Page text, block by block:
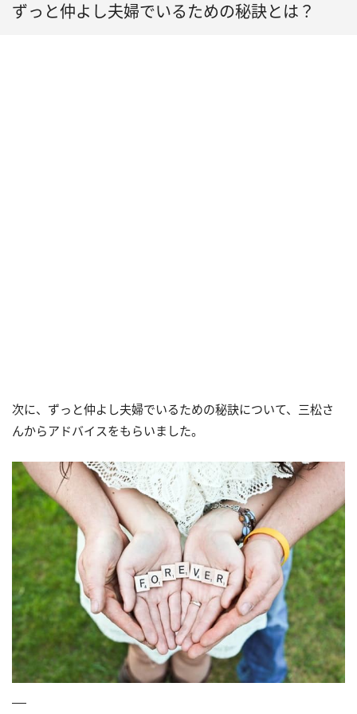
ずっと仲よし夫婦でいるための秘訣とは？
次に、ずっと仲よし夫婦でいるための秘訣について、三松さ
んからアドバイスをもらいました。